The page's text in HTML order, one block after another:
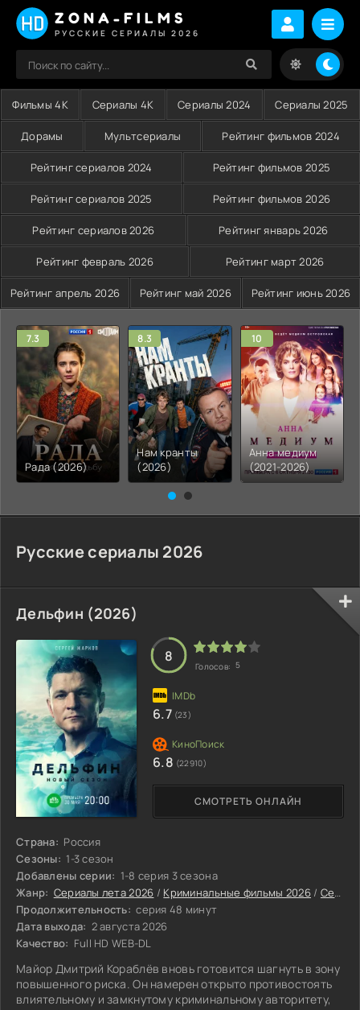
ZONA-FILMS
РУССКИЕ СЕРИАЛЫ 2026
Фильмы 4K Сериалы 4K Сериалы 2024 Сериалы 2025
Дорамы Мультсериалы Рейтинг фильмов 2024
Рейтинг сериалов 2024 Рейтинг фильмов 2025
Рейтинг сериалов 2025 Рейтинг фильмов 2026
Рейтинг сериалов 2026 Рейтинг январь 2026
Рейтинг февраль 2026 Рейтинг март 2026
Рейтинг апрель 2026 Рейтинг май 2026 Рейтинг июнь 2026
7.3
Рада (2026)
8.3
Нам кранты
(2026)
10
Анна медиум
(2021-2026)
Русские сериалы 2026
Дельфин (2026)
Страна: Россия
Сезоны: 1-3 сезон
Добавлены серии: 1-8 серия 3 сезона
Жанр: Сериалы лета 2026 / Криминальные фильмы 2026 / Сериалы 2026
Продолжительность: серия 48 минут
Дата выхода: 2 августа 2026
Качество: Full HD WEB-DL
Майор Дмитрий Кораблёв вновь готовится шагнуть в зону
повышенного риска. Он намерен открыто противостоять
влиятельному и замкнутому криминальному авторитету,
СМОТРЕТЬ ОНЛАЙН
8
Голосов: 5
6.7 (23)
6.8 (22910)